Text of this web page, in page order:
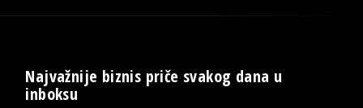
Najvažnije biznis priče svakog dana u
inboksu